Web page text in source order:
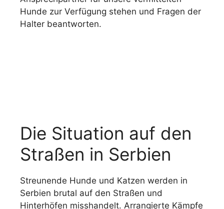
Hunde zur Verfügung stehen und Fragen der
Halter beantworten.
Die Situation auf den
Straßen in Serbien
Streunende Hunde und Katzen werden in
Serbien brutal auf den Straßen und
Hinterhöfen misshandelt. Arrangierte Kämpfe